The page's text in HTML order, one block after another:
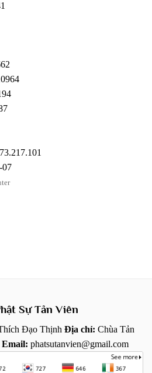
07
Sự Tản Viên
Đạo Thịnh Địa chỉ: Chùa Tản
Email: phatsutanvien@gmail.com